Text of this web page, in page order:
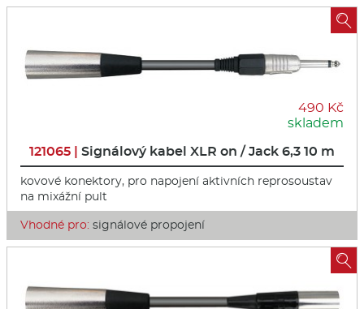
490 Kč
skladem
121065 | Signálový kabel XLR on / Jack 6,3 10 m
kovové konektory, pro napojení aktivních reprosoustav
na mixážní pult
Vhodné pro: signálové propojení

